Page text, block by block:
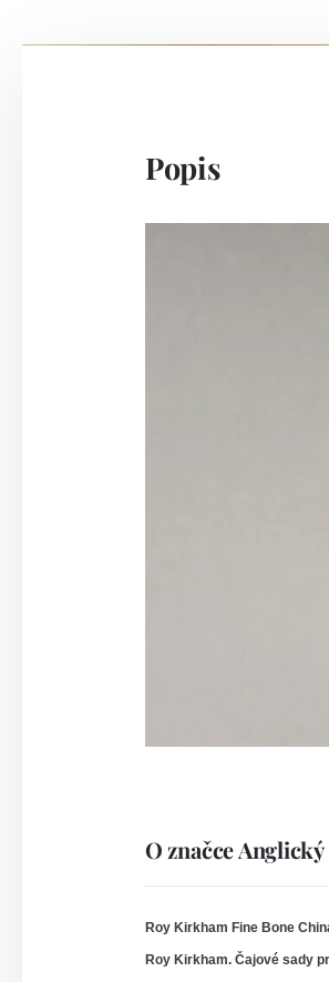
Popis
O značce
Roy Kirkham Fine Bone
Roy Kirkham. Čajové sady